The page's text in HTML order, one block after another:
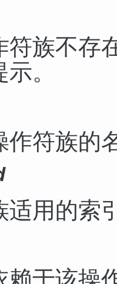
符族不存
。
作符族的
适用的索